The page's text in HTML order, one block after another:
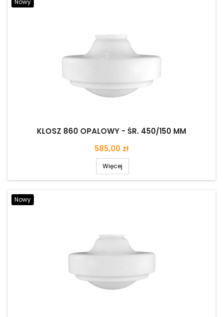
KLOSZ 860 OPALOWY - ŚR. 450/150 MM
Cena
585,00 zł
Więcej
Nowy